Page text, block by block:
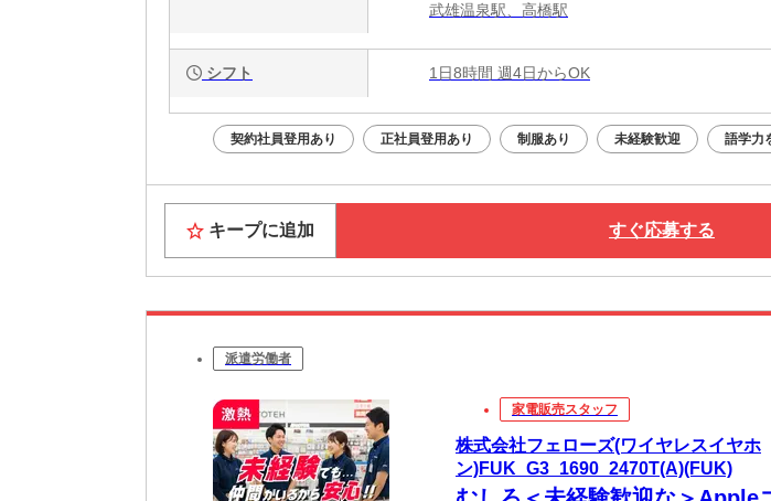
武雄温泉駅、高橋駅
シフト 1日8時間 週4日からOK
契約社員登用あり 正社員登用あり 制服あり 未経験歓迎 語学力
キープに追加 すぐ応募する
派遣労働者
家電販売スタッフ
株式会社フェローズ(ワイヤレスイヤホ
ン)FUK_G3_1690_2470T(A)(FUK)